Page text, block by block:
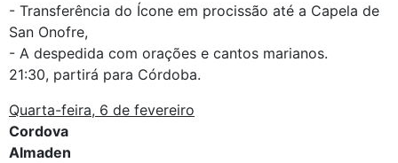
- Transferência do Ícone em procissão até a Capela de
San Onofre,
- A despedida com orações e cantos marianos.
21:30, partirá para Córdoba.
Quarta-feira, 6 de fevereiro
Cordova
Almaden